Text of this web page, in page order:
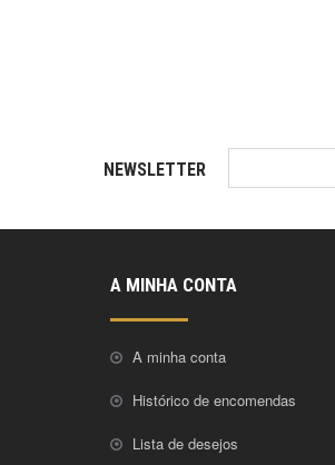
NEWSLETTER
A MINHA CONTA
A minha conta
Histórico de encomendas
Lista de desejos